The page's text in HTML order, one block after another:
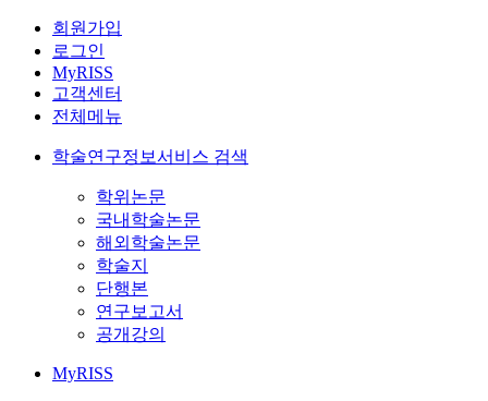
회원가입
로그인
MyRISS
고객센터
전체메뉴
학술연구정보서비스 검색
학위논문
국내학술논문
해외학술논문
학술지
단행본
연구보고서
공개강의
MyRISS